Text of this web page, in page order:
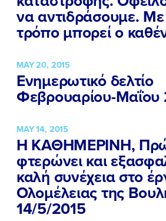
να αντιδράσουμε.
τρόπο μπορεί ο
MAY 20, 2015
Ενημερωτικό δελτίο
Φεβρουαρίου-Μαΐου
MAY 14, 2015
Η ΚΑΘΗΜΕΡΙΝΗ,
φτερώνει και
καλή συνέχεια στο
Ολομέλειας της
14/5/2015